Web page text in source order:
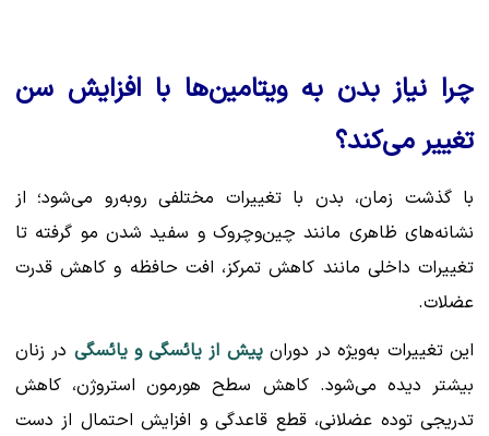
چرا نیاز بدن به ویتامین‌ها با افزایش سن
تغییر می‌کند؟
با گذشت زمان، بدن با تغییرات مختلفی روبه‌رو می‌شود؛ از
نشانه‌های ظاهری مانند چین‌وچروک و سفید شدن مو گرفته تا
تغییرات داخلی مانند کاهش تمرکز، افت حافظه و کاهش قدرت
عضلات.
این تغییرات به‌ویژه در دورانپیش از یائسگی و یائسگی در زنان
بیشتر دیده می‌شود. کاهش سطح هورمون استروژن، کاهش
تدریجی توده عضلانی، قطع قاعدگی و افزایش احتمال از دست